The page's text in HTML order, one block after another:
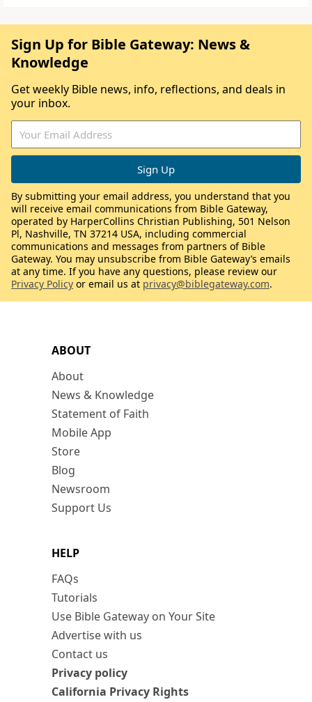
ABOUT
About
News & Knowledge
Statement of Faith
Mobile App
Store
Blog
Newsroom
Support Us
HELP
FAQs
Tutorials
Use Bible Gateway on Your Site
Advertise with us
Contact us
Privacy policy
California Privacy Rights
Sign Up for Bible Gateway: News &
Knowledge
Get weekly Bible news, info, reflections, and deals in
your inbox.
By submitting your email address, you understand that you
will receive email communications from Bible Gateway,
operated by HarperCollins Christian Publishing, 501 Nelson
Pl, Nashville, TN 37214 USA, including commercial
communications and messages from partners of Bible
Gateway. You may unsubscribe from Bible Gateway’s emails
at any time. If you have any questions, please review our
Privacy Policy or email us at privacy@biblegateway.com.